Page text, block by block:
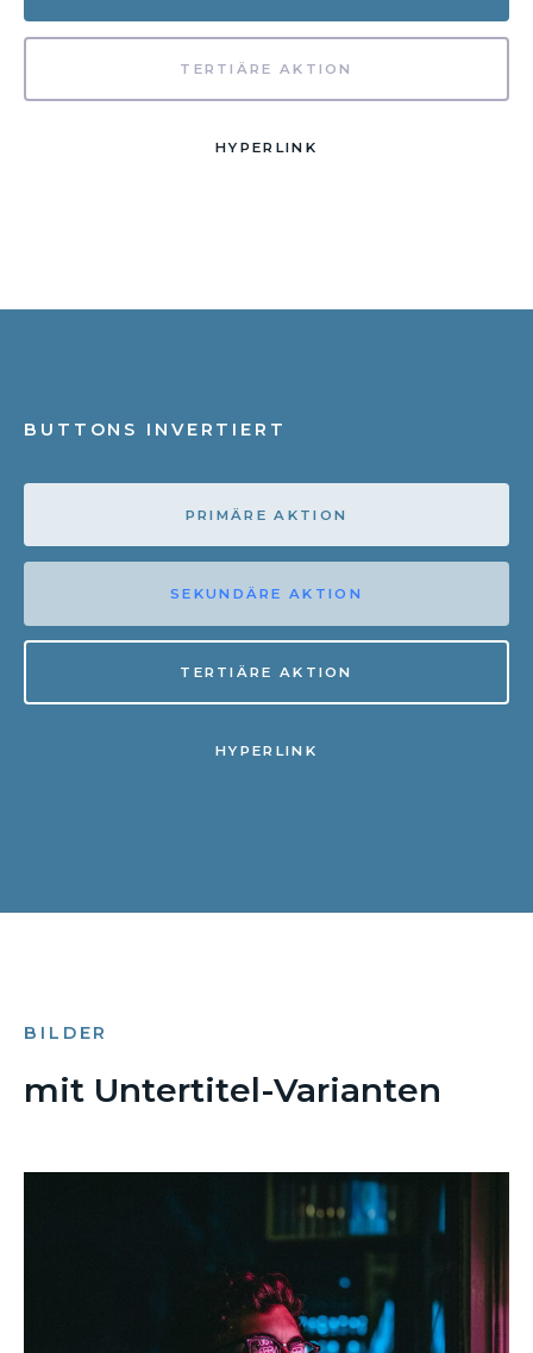
TERTIÄRE AKTION
HYPERLINK
BUTTONS INVERTIERT
PRIMÄRE AKTION
SEKUNDÄRE AKTION
TERTIÄRE AKTION
HYPERLINK
BILDER
mit Untertitel-Varianten